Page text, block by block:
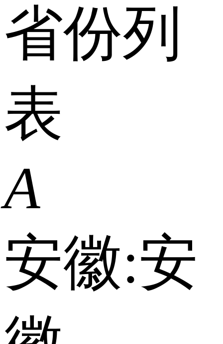
省份列
表
A
安徽:安